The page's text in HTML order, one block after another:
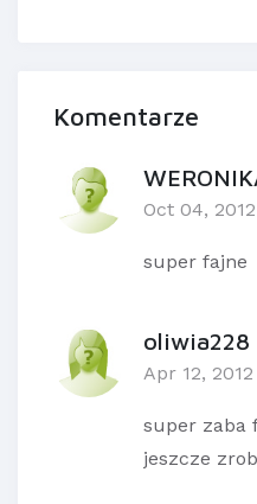
Komentarze
Oct 04, 2012
super fajne
oliwia228
Apr 12, 2012
super zaba
jeszcze